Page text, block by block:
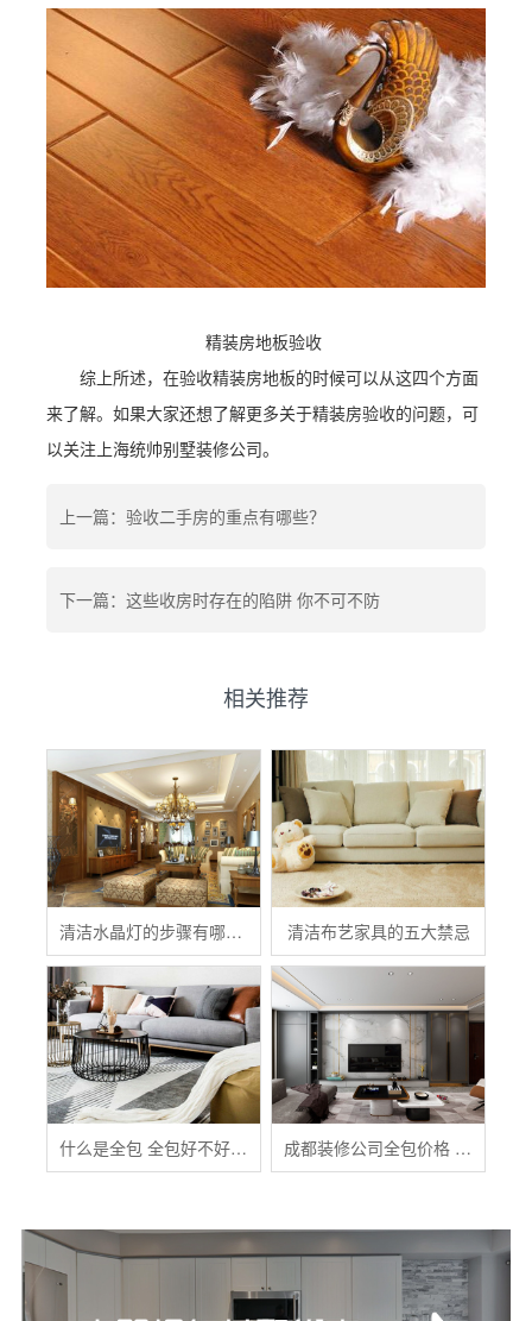
精装房地板验收
综上所述，在验收精装房地板的时候可以从这四个方面
来了解。如果大家还想了解更多关于精装房验收的问题，可
以关注上海统帅别墅装修公司。
上一篇：验收二手房的重点有哪些？
下一篇：这些收房时存在的陷阱 你不可不防
相关推荐
清洁水晶灯的步骤有哪些？ 清洁布艺家具的五大禁忌
什么是全包 全包好不好 全包装修注意事项有哪些 成都装修公司全包价格 成都全包装修多少钱一平